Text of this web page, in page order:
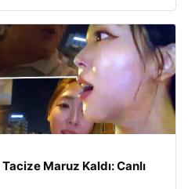
Maruz Kaldı: Canlı